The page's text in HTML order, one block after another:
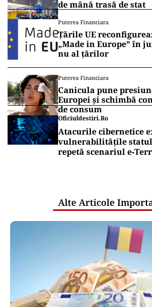
de mână trasă de stat
Puterea Financiara
Țările UE
„Made in Europe” în
nu al țărilor
Puterea Financiara
Canicula pune
Europei și schimbă
de consum
Oficiuldestiri.ro
Atacurile cibernetice
vulnerabilitățile
repetă scenariul
Alte Articole